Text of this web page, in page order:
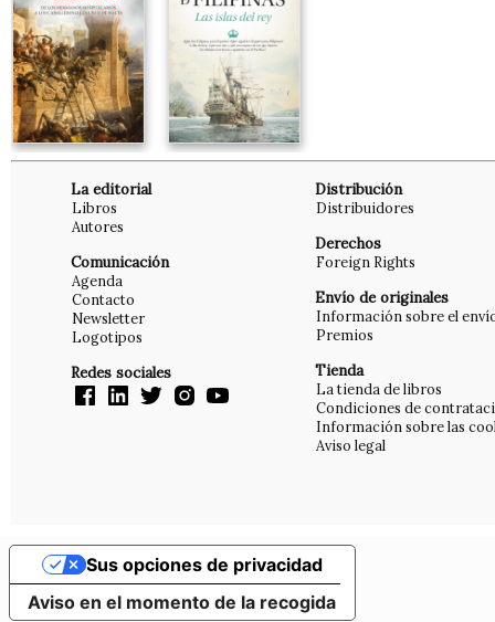
La editorial
Libros
Autores
Comunicación
Agenda
Contacto
Newsletter
Logotipos
Redes sociales
Distribución
Distribuidores
Derechos
Foreign Rights
Envío de originales
Información sobre el
Premios
Tienda
La tienda de libros
Condiciones de
Información sobre las
Aviso legal
Aviso en el momento de la recogida
Sus opciones de privacidad